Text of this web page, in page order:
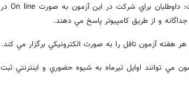
رئيس آزمون سازي سازمان سنجش و آموزش كشور گفت: داوطلبان براي شركت در اين آزمون به صورت On line در
و از طريق كامپيوتر پاسخ مي دهند.
آزمون تافل را به صورت الكترونيكي برگزار مي كند.
مي توانند اوايل تيرماه به شيوه حضوري و اينترنتي ثبت